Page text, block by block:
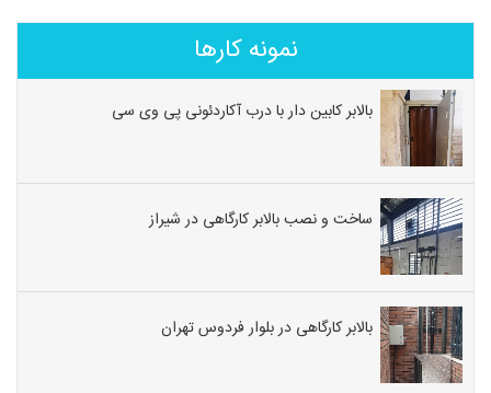
نمونه کارها
بالابر کابین دار با درب آکاردئونی پی وی سی
ساخت و نصب بالابر کارگاهی در شیراز
بالابر کارگاهی در بلوار فردوس تهران